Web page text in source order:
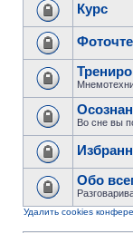
Курс
Во сне вы
Обо
Удалить cookies